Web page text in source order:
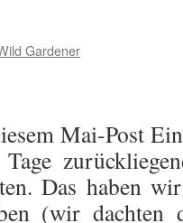
Gardener
Mai-Post
Das haben
(wir